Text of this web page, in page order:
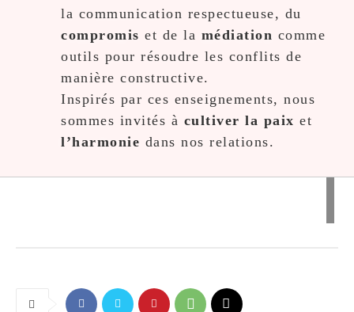
la communication respectueuse, du
compromis et de la médiation comme
outils pour résoudre les conflits de
manière constructive.
Inspirés par ces enseignements, nous
sommes invités à cultiver la paix et
l’harmonie dans nos relations.